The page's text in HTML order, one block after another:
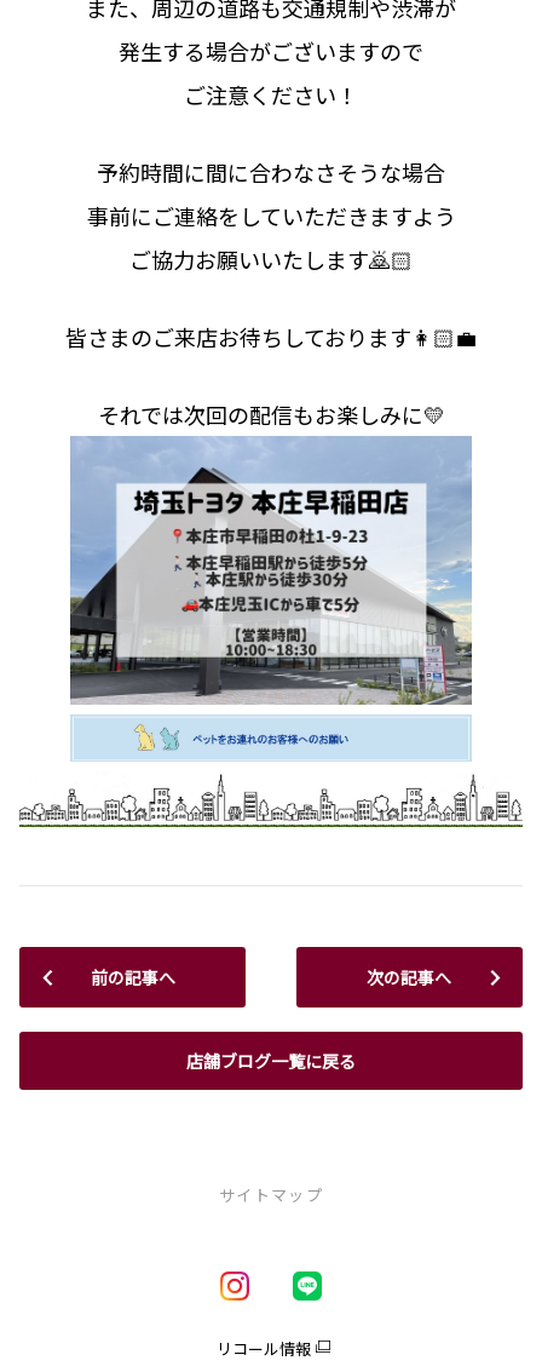
また、周辺の道路も交通規制や渋滞が
発生する場合がございますので
ご注意ください！
予約時間に間に合わなさそうな場合
事前にご連絡をしていただきますよう
ご協力お願いいたします🙇🏻
皆さまのご来店お待ちしております👩🏻‍💼
それでは次回の配信もお楽しみに💛
前の記事へ
店舗ブログ一覧に戻る
次の記事へ
サイトマップ
リコール情報